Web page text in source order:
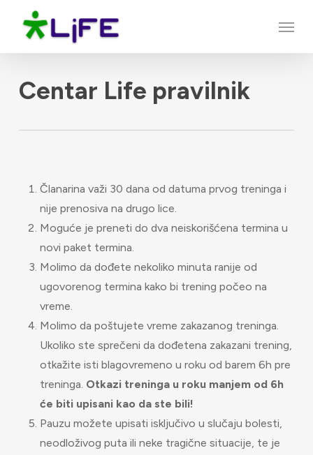
Menu
Centar Life pravilnik
Članarina važi 30 dana od datuma prvog treninga i
nije prenosiva na drugo lice.
Moguće je preneti do dva neiskorišćena termina u
novi paket termina.
Molimo da dođete nekoliko minuta ranije od
ugovorenog termina kako bi trening počeo na
vreme.
Molimo da poštujete vreme zakazanog treninga.
Ukoliko ste sprečeni da dođetena zakazani trening,
otkažite isti blagovremeno u roku od barem 6h pre
treninga. Otkazi treninga u roku manjem od 6h
će biti upisani kao da ste bili!
Pauzu možete upisati isključivo u slučaju bolesti,
neodloživog puta ili neke tragične situacije, te je